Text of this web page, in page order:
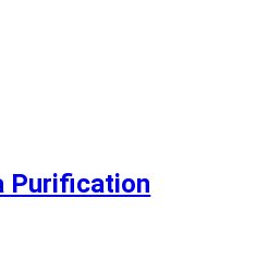
Purification